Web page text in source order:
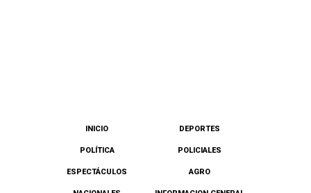
INICIO DEPORTES
POLÍTICA POLICIALES
ESPECTÁCULOS AGRO